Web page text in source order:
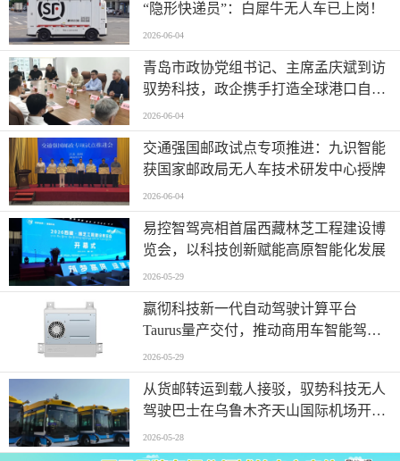
“隐形快递员”：白犀牛无人车已上岗！
2026-06-04
青岛市政协党组书记、主席孟庆斌到访
驭势科技，政企携手打造全球港口自动
驾驶应用样板
2026-06-04
交通强国邮政试点专项推进：九识智能
获国家邮政局无人车技术研发中心授牌
2026-06-04
易控智驾亮相首届西藏林芝工程建设博
览会，以科技创新赋能高原智能化发展
2026-05-29
嬴彻科技新一代自动驾驶计算平台
Taurus量产交付，推动商用车智能驾驶
加速渗透
2026-05-29
从货邮转运到载人接驳，驭势科技无人
驾驶巴士在乌鲁木齐天山国际机场开启
无人化运营
2026-05-28